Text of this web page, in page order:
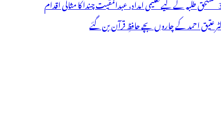
عتیق احمد کے چاروں بچے حافظِ قرآن بن گئے